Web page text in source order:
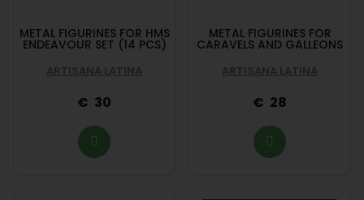
METAL FIGURINES FOR HMS
ENDEAVOUR SET (14 PCS)
ARTISANA LATINA
30
METAL FIGURINES FOR
CARAVELS AND GALLEONS
ARTISANA LATINA
28